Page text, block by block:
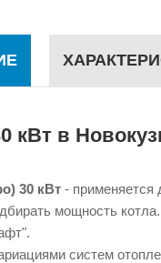
кВт в
30 кВт - применяется
мощность котла.
систем